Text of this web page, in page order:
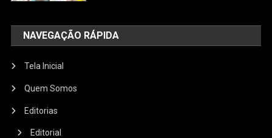
NAVEGAÇÃO RÁPIDA
Tela Inicial
Quem Somos
Editorias
Editorial